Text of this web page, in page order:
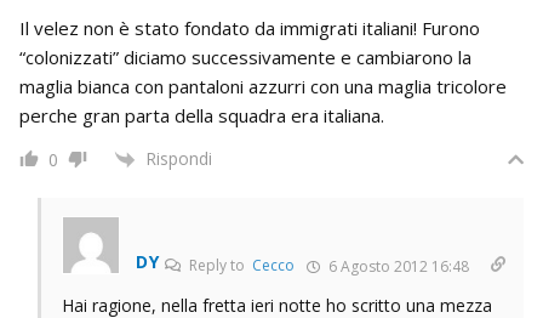
Il velez non è stato fondato da immigrati italiani! Furono
“colonizzati” diciamo successivamente e cambiarono la
maglia bianca con pantaloni azzurri con una maglia tricolore
perche gran parta della squadra era italiana.
0 Rispondi
DY Reply to Cecco 6 Agosto 2012 16:48
Hai ragione, nella fretta ieri notte ho scritto una mezza